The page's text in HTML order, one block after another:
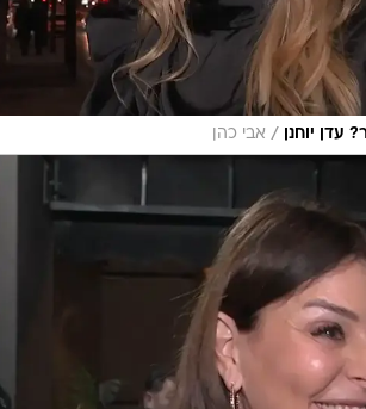
יוחנן / אבי כהן